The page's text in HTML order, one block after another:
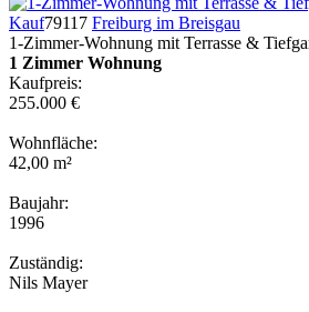
Kauf79117 Freiburg im Breisgau
1-Zimmer-Wohnung mit Terrasse &
1 Zimmer Wohnung
Kaufpreis:
255.000 €
Wohnfläche:
42,00 m²
Baujahr:
1996
Zuständig:
Nils Mayer